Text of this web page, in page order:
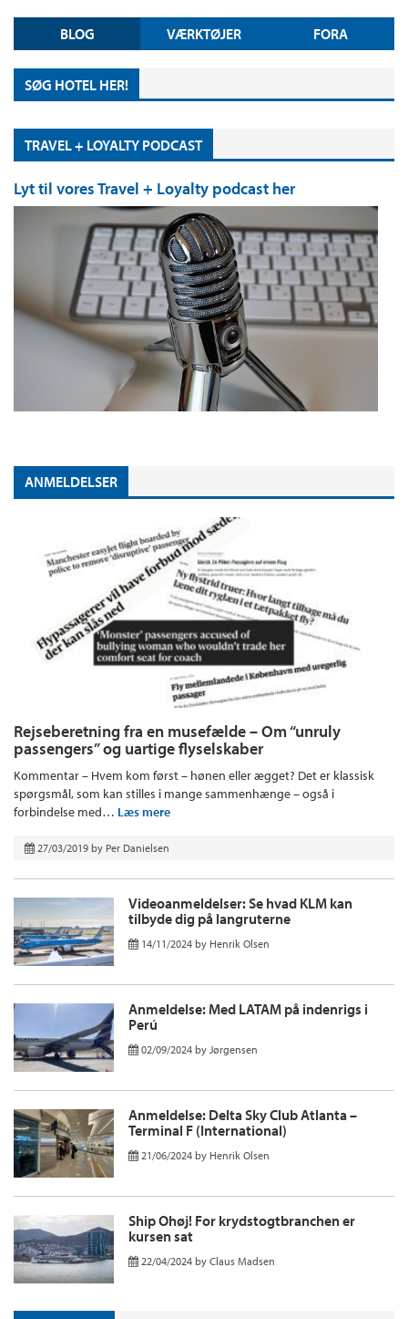
BLOG VÆRKTØJER FORA
SØG HOTEL HER!
TRAVEL + LOYALTY PODCAST
Lyt til vores Travel + Loyalty podcast her
ANMELDELSER
Rejseberetning fra en musefælde – Om “unruly
passengers” og uartige flyselskaber
Kommentar – Hvem kom først – hønen eller ægget? Det er klassisk
spørgsmål, som kan stilles i mange sammenhænge – også i
forbindelse med… Læs mere
27/03/2019 by Per Danielsen
Videoanmeldelser: Se hvad KLM kan
tilbyde dig på langruterne
14/11/2024 by Henrik Olsen
Anmeldelse: Med LATAM på indenrigs i
Perú
02/09/2024 by Jørgensen
Anmeldelse: Delta Sky Club Atlanta –
Terminal F (International)
21/06/2024 by Henrik Olsen
Ship Ohøj! For krydstogtbranchen er
kursen sat
22/04/2024 by Claus Madsen